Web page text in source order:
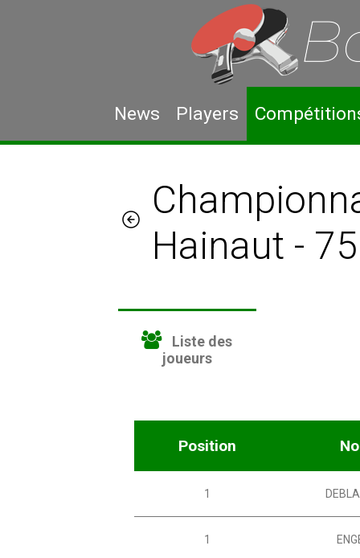
News Players
Hainaut -
Liste des
joueurs
Position
1
1